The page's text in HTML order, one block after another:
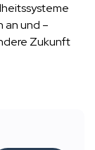
an und –
Zukunft